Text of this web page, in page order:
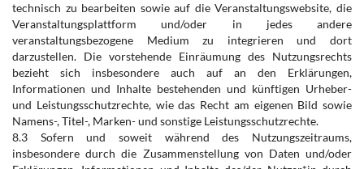
technisch zu bearbeiten sowie auf die Veranstaltungswebsite, die
Veranstaltungsplattform und/oder in jedes andere
veranstaltungsbezogene Medium zu integrieren und dort
darzustellen. Die vorstehende Einräumung des Nutzungsrechts
bezieht sich insbesondere auch auf an den Erklärungen,
Informationen und Inhalte bestehenden und künftigen Urheber-
und Leistungsschutzrechte, wie das Recht am eigenen Bild sowie
Namens-, Titel-, Marken- und sonstige Leistungsschutzrechte.
8.3 Sofern und soweit während des Nutzungszeitraums,
insbesondere durch die Zusammenstellung von Daten und/oder